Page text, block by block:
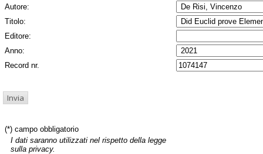
Autore:
Titolo:
Editore:
Anno:
Record nr.
(*) campo obbligatorio
I dati saranno utilizzati nel rispetto della legge
sulla privacy.